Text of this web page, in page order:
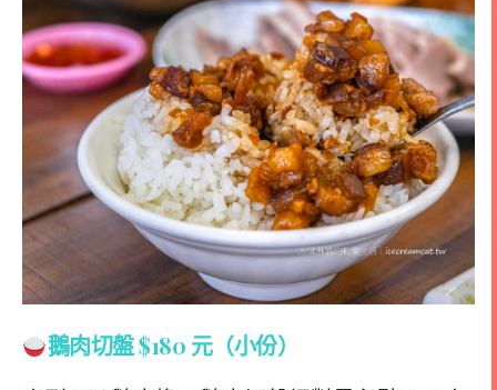
鵝肉切盤 $180 元（小份）